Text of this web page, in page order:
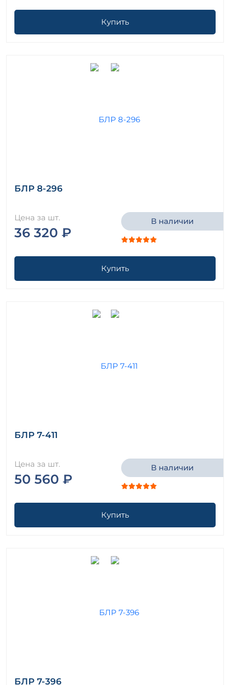
Купить
БЛР 8-296
Цена за шт.
36 320 ₽
В наличии
Купить
БЛР 7-411
Цена за шт.
50 560 ₽
В наличии
Купить
БЛР 7-396